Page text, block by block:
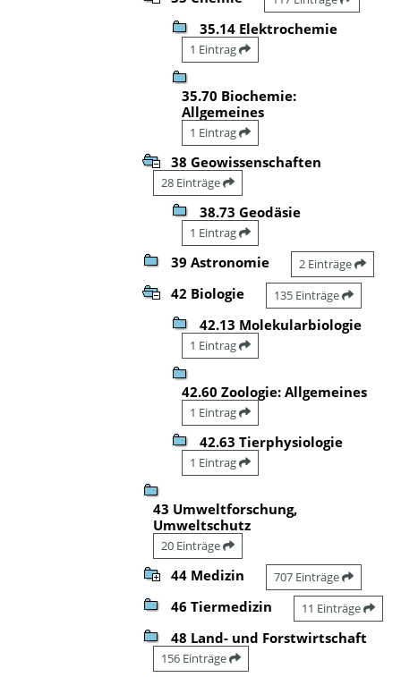
35.14 Elektrochemie
1 Eintrag
35.70 Biochemie:
Allgemeines
1 Eintrag
38 Geowissenschaften
28 Einträge
38.73 Geodäsie
1 Eintrag
39 Astronomie 2 Einträge
42 Biologie 135 Einträge
42.13 Molekularbiologie
1 Eintrag
42.60 Zoologie: Allgemeines
1 Eintrag
42.63 Tierphysiologie
1 Eintrag
43 Umweltforschung,
Umweltschutz
20 Einträge
44 Medizin 707 Einträge
46 Tiermedizin 11 Einträge
48 Land- und Forstwirtschaft
156 Einträge